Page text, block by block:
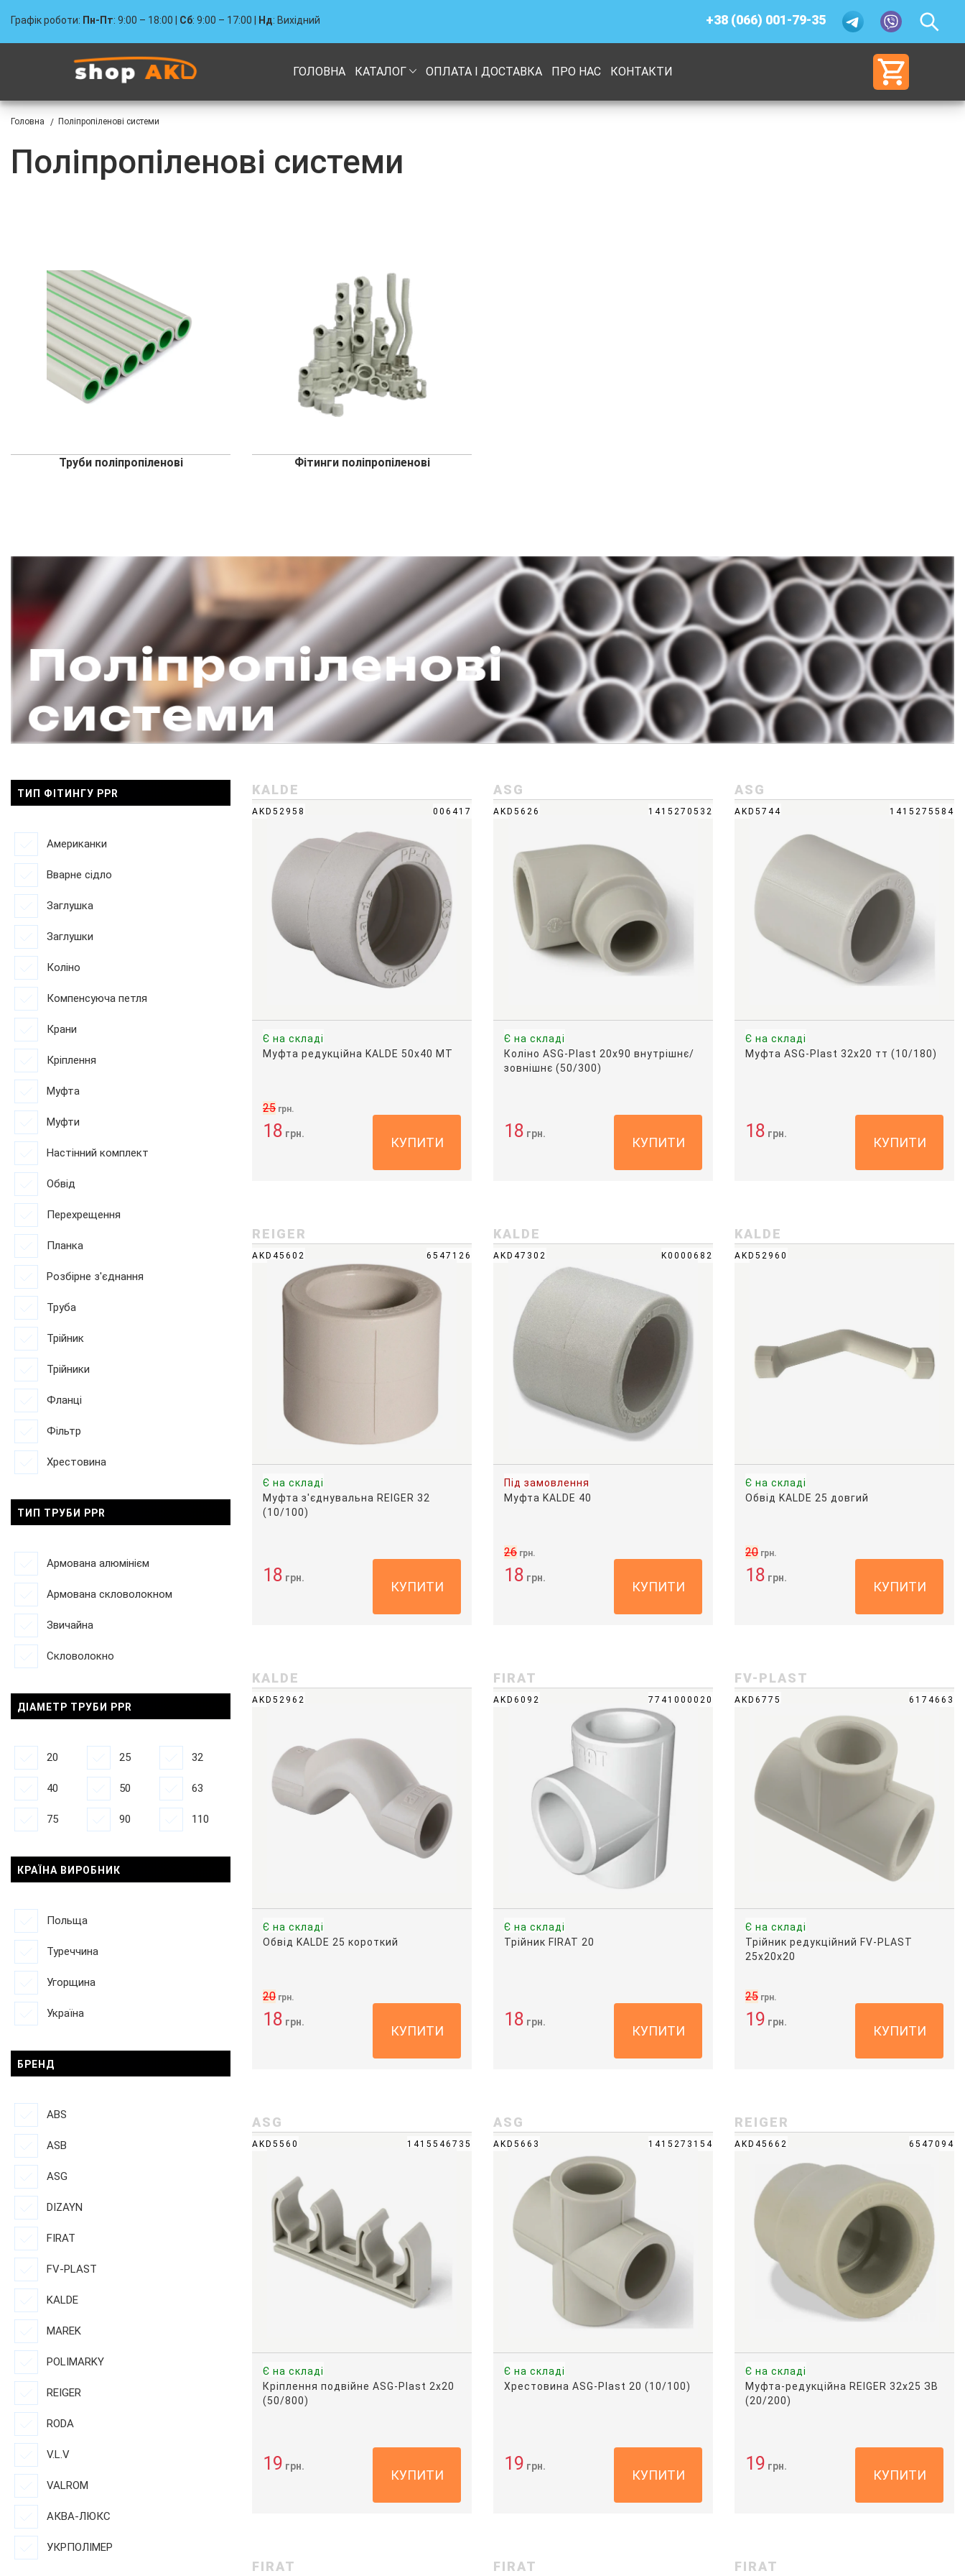
Графік роботи: Пн-Пт: 9:00 – 18:00 | Сб: 9:00 – 17:00 | Нд: Вихідний +38 (066) 001-79-35
ГОЛОВНА КАТАЛОГ ОПЛАТА І ДОСТАВКА ПРО НАС КОНТАКТИ
Головна / Поліпропіленові системи
Поліпропіленові системи
Труби поліпропіленові Фітинги поліпропіленові
ТИП ФІТИНГУ PPR
Американки
Вварне сідло
Заглушка
Заглушки
Коліно
Компенсуюча петля
Крани
Кріплення
Муфта
Муфти
Настінний комплект
Обвід
Перехрещення
Планка
Розбірне з'єднання
Труба
Трійник
Трійники
Фланці
Фільтр
Хрестовина
ТИП ТРУБИ PPR
Армована алюмінієм
Армована скловолокном
Звичайна
Скловолокно
ДІАМЕТР ТРУБИ PPR
20 25 32
40 50 63
75 90 110
КРАЇНА ВИРОБНИК
Польща
Туреччина
Угорщина
Україна
БРЕНД
ABS
ASB
ASG
DIZAYN
FIRAT
FV-PLAST
KALDE
MAREK
POLIMARKY
REIGER
RODA
V.L.V
VALROM
АКВА-ЛЮКС
УКРПОЛІМЕР
KALDE
AKD52958 006417
Є на складі
Муфта редукційна KALDE 50х40 МТ
18 грн.
25 грн.
КУПИТИ
ASG
AKD5626 1415270532
Є на складі
Коліно ASG-Plast 20х90 внутрішнє/
зовнішнє (50/300)
18 грн.
КУПИТИ
ASG
AKD5744 1415275584
Є на складі
Муфта ASG-Plast 32х20 тт (10/180)
18 грн.
КУПИТИ
REIGER
AKD45602 6547126
Є на складі
Муфта з'єднувальна REIGER 32
(10/100)
18 грн.
КУПИТИ
KALDE
AKD47302 K0000682
Під замовлення
Муфта KALDE 40
18 грн.
26 грн.
КУПИТИ
KALDE
AKD52960
Є на складі
Обвід KALDE 25 довгий
18 грн.
20 грн.
КУПИТИ
KALDE
AKD52962
Є на складі
Обвід KALDE 25 короткий
18 грн.
20 грн.
КУПИТИ
FIRAT
AKD6092 7741000020
Є на складі
Трійник FIRAT 20
18 грн.
КУПИТИ
FV-PLAST
AKD6775 6174663
Є на складі
Трійник редукційний FV-PLAST
25х20х20
19 грн.
25 грн.
КУПИТИ
ASG
AKD5560 1415546735
Є на складі
Кріплення подвійне ASG-Plast 2х20
(50/800)
19 грн.
КУПИТИ
ASG
AKD5663 1415273154
Є на складі
Хрестовина ASG-Plast 20 (10/100)
19 грн.
КУПИТИ
REIGER
AKD45662 6547094
Є на складі
Муфта-редукційна REIGER 32х25 ЗВ
(20/200)
19 грн.
КУПИТИ
FIRAT FIRAT FIRAT